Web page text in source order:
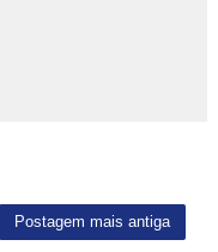
Postagem mais antiga